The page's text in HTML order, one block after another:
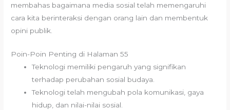
membahas bagaimana media sosial telah memengaruhi
cara kita berinteraksi dengan orang lain dan membentuk
opini publik.
Poin-Poin Penting di Halaman 55
Teknologi memiliki pengaruh yang signifikan
terhadap perubahan sosial budaya.
Teknologi telah mengubah pola komunikasi, gaya
hidup, dan nilai-nilai sosial.